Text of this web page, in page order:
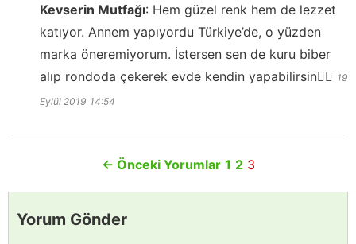
Kevserin Mutfağı: Hem güzel renk hem de lezzet
katıyor. Annem yapıyordu Türkiye’de, o yüzden
marka öneremiyorum. İstersen sen de kuru biber
alıp rondoda çekerek evde kendin yapabilirsin👍🏻 19
Eylül 2019 14:54
← Önceki Yorumlar 1 2 3
Yorum Gönder